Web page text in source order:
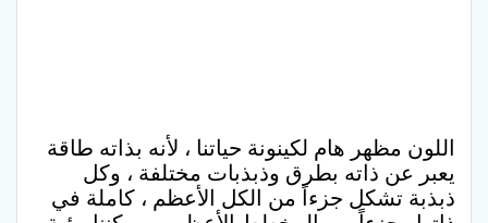
اللون مظهر هام لكينونة حياتنا ، لأنه بذاته طاقة
يعبر عن ذاته بطرق وذبذبات مختلفة ، وكل
ذبذبة تشكل جزءاً من الكل الأعظم ، كاملة في